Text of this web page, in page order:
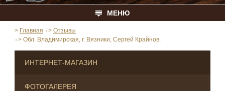
МЕНЮ
> Главная > Отзывы
> Обл. Владимирская, г. Вязники, Сергей Крайнов.
ИНТЕРНЕТ-МАГАЗИН
ФОТОГАЛЕРЕЯ